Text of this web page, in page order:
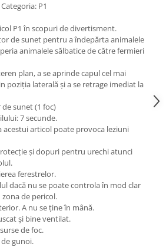
P1
P1 în scopuri de divertisment.
de sunet pentru a îndepărta animalele
animalele sălbatice de către fermieri
plan, a se aprinde capul cel mai
poziția laterală și a se retrage imediat la
sunet (1 foc)
7 secunde.
acestui articol poate provoca leziuni
și dopuri pentru urechi atunci
ferestrelor.
dacă nu se poate controla în mod clar
de pericol.
A nu se ține în mână.
și bine ventilat.
de foc.
gunoi.